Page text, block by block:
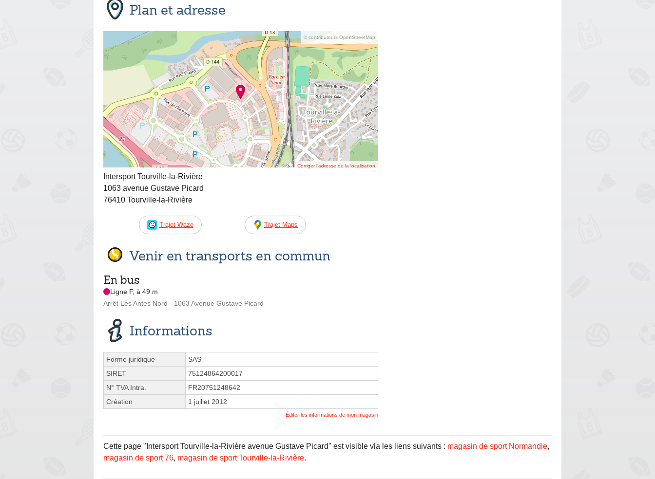
Plan et adresse
© contributeurs OpenStreetMap
Corriger l’adresse ou la localisation
Intersport Tourville-la-Rivière
1063 avenue Gustave Picard
76410 Tourville-la-Rivière
Trajet Waze Trajet Maps
Venir en transports en commun
En bus
Ligne F, à 49 m
Arrêt Les Antes Nord - 1063 Avenue Gustave Picard
Informations
Forme juridique
SAS
SIRET
75124864200017
N° TVA Intra.
FR20751248642
Création
1 juillet 2012
Éditer les informations de mon magasin
Cette page "Intersport Tourville-la-Rivière avenue Gustave Picard" est visible via les liens suivants : magasin de sport Normandie,
magasin de sport 76, magasin de sport Tourville-la-Rivière.